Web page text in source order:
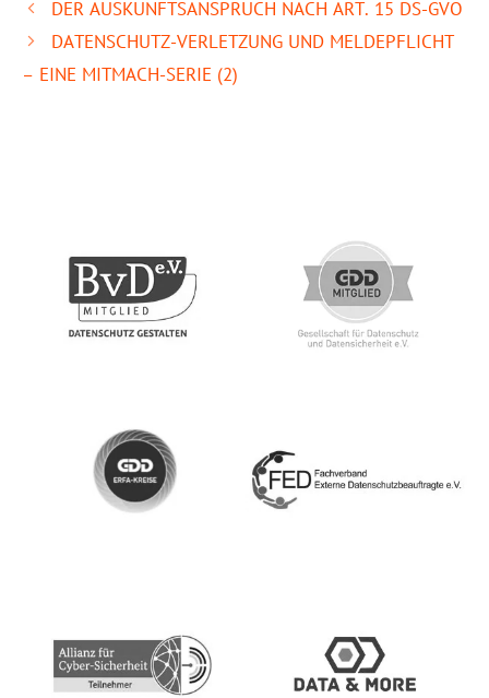
DER AUSKUNFTSANSPRUCH NACH ART. 15 DS-GVO
DATENSCHUTZ-VERLETZUNG UND MELDEPFLICHT
– EINE MITMACH-SERIE (2)